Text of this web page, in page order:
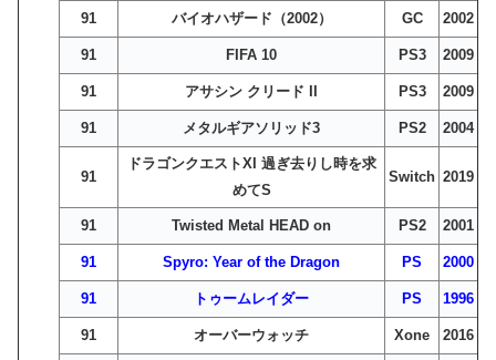
91 バイオハザード（2002） GC 2002
91 FIFA 10 PS3 2009
91 アサシン クリード II PS3 2009
91 メタルギアソリッド3 PS2 2004
91
ドラゴンクエストXI 過ぎ去りし時を求
めてS
Switch 2019
91 Twisted Metal HEAD on PS2 2001
91 Spyro: Year of the Dragon PS 2000
91 トゥームレイダー PS 1996
91 オーバーウォッチ Xone 2016